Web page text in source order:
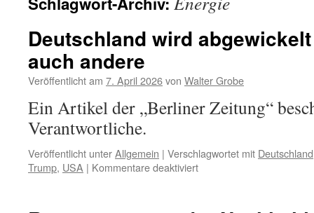
Deutschland wird
auch andere
Veröffentlicht am 7. April 2026von Walter Grobe
Ein Artikel der „Berliner Zeitung“
Verantwortliche.
Veröffentlicht unterAllgemein | Verschlagwortet mit Deutschland
Trump, USA | Kommentare deaktiviertfür